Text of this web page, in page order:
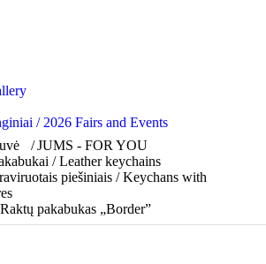
/ 2026 Fairs and Events
JUMS - FOR YOU
/ Leather keychains
piešiniais / Keychans with
Raktų pakabukas „Border”